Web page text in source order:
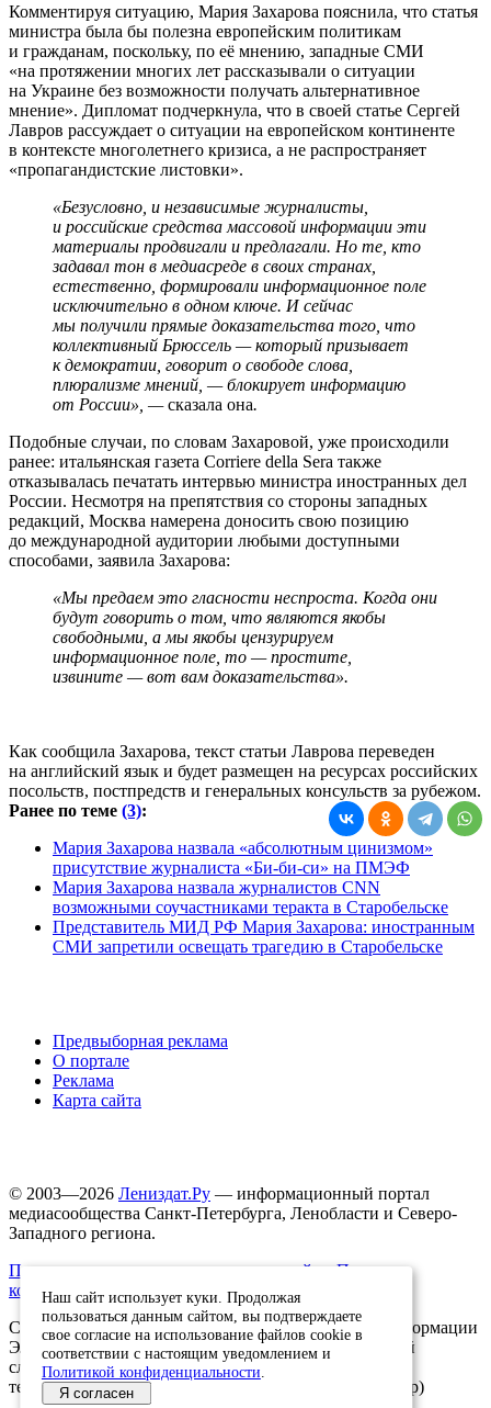
Комментируя ситуацию, Мария Захарова пояснила, что статья
министра была бы полезна европейским политикам
и гражданам, поскольку, по её мнению, западные СМИ
«на протяжении многих лет рассказывали о ситуации
на Украине без возможности получать альтернативное
мнение». Дипломат подчеркнула, что в своей статье Сергей
Лавров рассуждает о ситуации на европейском континенте
в контексте многолетнего кризиса, а не распространяет
«пропагандистские листовки».
«Безусловно, и независимые журналисты,
и российские средства массовой информации эти
материалы продвигали и предлагали. Но те, кто
задавал тон в медиасреде в своих странах,
естественно, формировали информационное поле
исключительно в одном ключе. И сейчас
мы получили прямые доказательства того, что
коллективный Брюссель — который призывает
к демократии, говорит о свободе слова,
плюрализме мнений, — блокирует информацию
от России», —сказала она.
Подобные случаи, по словам Захаровой, уже происходили
ранее: итальянская газета Corriere della Sera также
отказывалась печатать интервью министра иностранных дел
России. Несмотря на препятствия со стороны западных
редакций, Москва намерена доносить свою позицию
до международной аудитории любыми доступными
способами, заявила Захарова:
«Мы предаем это гласности неспроста. Когда они
будут говорить о том, что являются якобы
свободными, а мы якобы цензурируем
информационное поле, то — простите,
извините — вот вам доказательства».
Как сообщила Захарова, текст статьи Лаврова переведен
на английский язык и будет размещен на ресурсах российских
посольств, постпредств и генеральных консульств за рубежом.
Ранее по теме (3):
Мария Захарова назвала «абсолютным цинизмом»
присутствие журналиста «Би-би-си» на ПМЭФ
Мария Захарова назвала журналистов CNN
возможными соучастниками теракта в Старобельске
Представитель МИД РФ Мария Захарова: иностранным
СМИ запретили освещать трагедию в Старобельске
Предвыборная реклама
О портале
Реклама
Карта сайта
© 2003—2026 Лениздат.Ру — информационный портал
медиасообщества Санкт-Петербурга, Ленобласти и Северо-
Западного региона.
Правила использования содержания сайта.
Политика
конфиденциальности.
Свидетельство о регистрации средства массовой информации
ЭЛ №ФС77-91046, выданное 10.03.2026 Федеральной
службой по надзору в сфере связи, информационных
технологий и массовых коммуникаций (Роскомнадзор)
Наш сайт использует куки. Продолжая
пользоваться данным сайтом, вы подтверждаете
свое согласие на использование файлов cookie в
соответствии с настоящим уведомлением и
Политикой конфиденциальности
Я согласен